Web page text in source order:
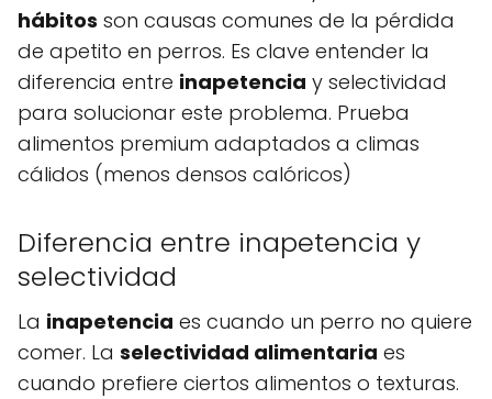
hábitos son causas comunes de la pérdida
de apetito en perros. Es clave entender la
diferencia entre inapetencia y selectividad
para solucionar este problema. Prueba
alimentos premium adaptados a climas
cálidos (menos densos calóricos)
Diferencia entre inapetencia y
selectividad
La inapetencia es cuando un perro no quiere
comer. La selectividad alimentaria es
cuando prefiere ciertos alimentos o texturas.